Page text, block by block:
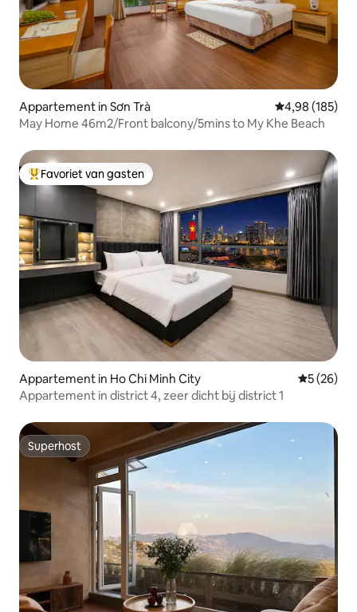
Appartement in Sơn Trà Gemiddelde
4,98 (185)
May Home 46m2/Front balcony/5mins to My Khe Beach
Topfavoriet van gasten
Favoriet van gasten
Appartement in Ho Chi Minh City
5 (26)
Appartement in district 4, zeer dicht bij district 1
Superhost
Superhost